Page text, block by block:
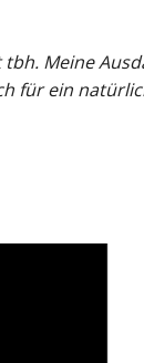
Meine
für ein